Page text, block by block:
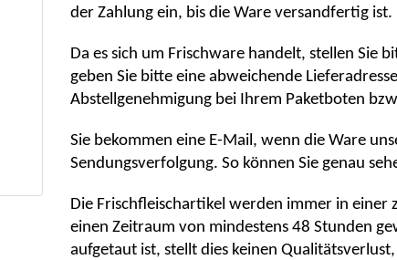
der Zahlung ein, bis die Ware versandfertig ist.
Da es sich um Frischware handelt, stellen Sie
geben Sie bitte eine abweichende
Abstellgenehmigung bei Ihrem Paketboten
Sie bekommen eine E-Mail, wenn die Ware
Sendungsverfolgung. So können Sie genau
Die Frischfleischartikel werden immer in einer
einen Zeitraum von mindestens 48 Stunden
aufgetaut ist, stellt dies keinen